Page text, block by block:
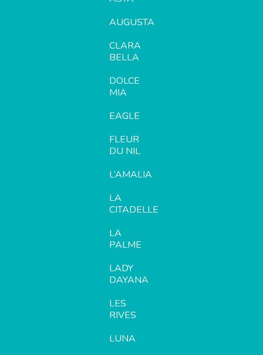
AUGUSTA
CLARA
BELLA
DOLCE
MIA
EAGLE
FLEUR
DU NIL
L’AMALIA
LA
CITADELLE
LA
PALME
LADY
DAYANA
LES
RIVES
LUNA